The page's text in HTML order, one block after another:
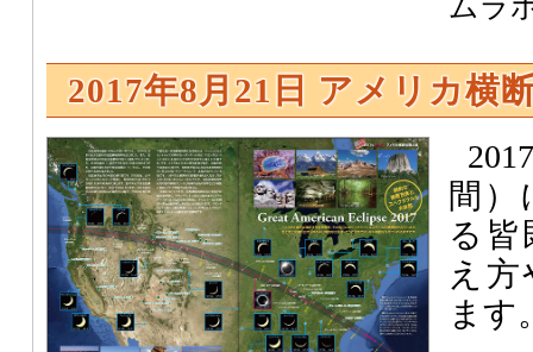
ムラ
2017年8月21日 アメリカ横
間）
る皆
え
ます